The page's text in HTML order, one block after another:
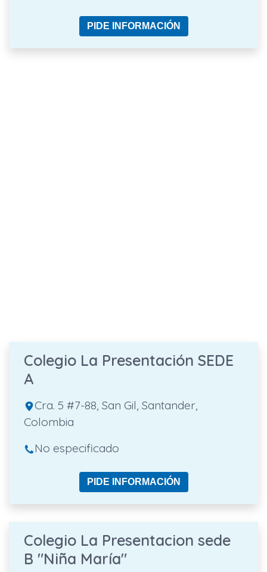
PIDE INFORMACIÓN
Colegio La Presentación SEDE
A
Cra. 5 #7-88, San Gil, Santander,
Colombia
No especificado
PIDE INFORMACIÓN
Colegio La Presentacion sede
B "Niña María"